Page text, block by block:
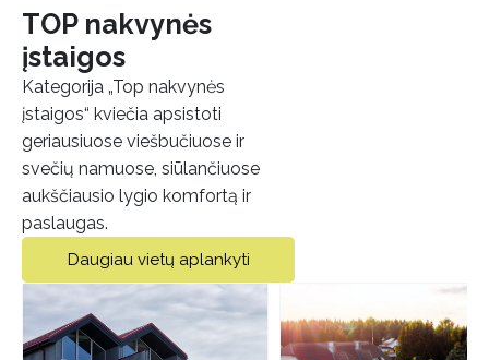
TOP nakvynės
įstaigos
Kategorija „Top nakvynės
įstaigos“ kviečia apsistoti
geriausiuose viešbučiuose ir
svečių namuose, siūlančiuose
aukščiausio lygio komfortą ir
paslaugas.
Daugiau vietų aplankyti